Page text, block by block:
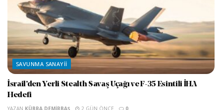
SAVUNMA SANAYII
İsrail’den Yerli Stealth Savaş Uçağı ve F-35 Esintili İHA
Hedefi
YAZAN KÜBRA DEMIRBAŞ 2 GÜN ÖNCE 0